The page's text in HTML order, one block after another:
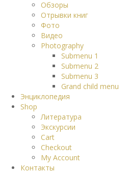
Обзоры
Отрывки книг
Фото
Видео
Photography
Submenu 1
Submenu 2
Submenu 3
Grand child menu
Энциклопедия
Shop
Литература
Экскурсии
Cart
Checkout
My Account
Контакты